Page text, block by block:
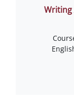
Writing